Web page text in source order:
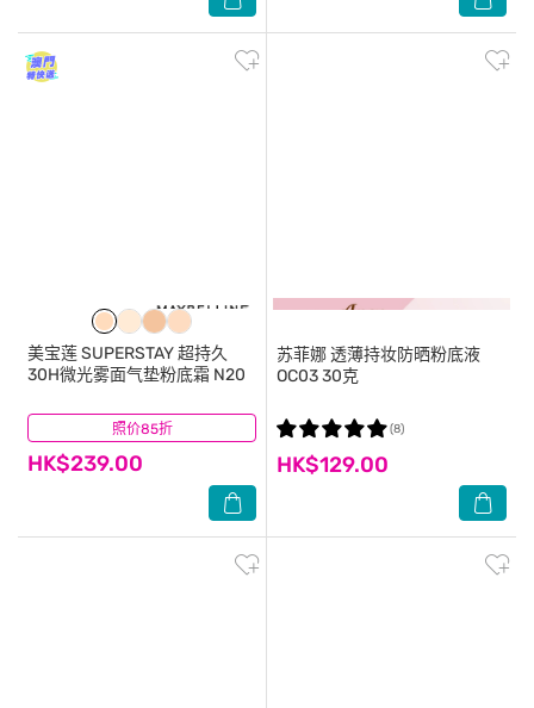
照价85折
美宝莲SUPERSTAY 超持久
30H微光雾面气垫粉底霜 N20
HK$239.00
(12)
苏菲娜透薄持妆防晒粉底液
OC03 30克
HK$129.00
(8)